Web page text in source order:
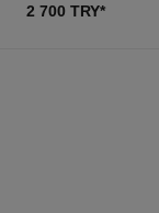
2 700 TRY*